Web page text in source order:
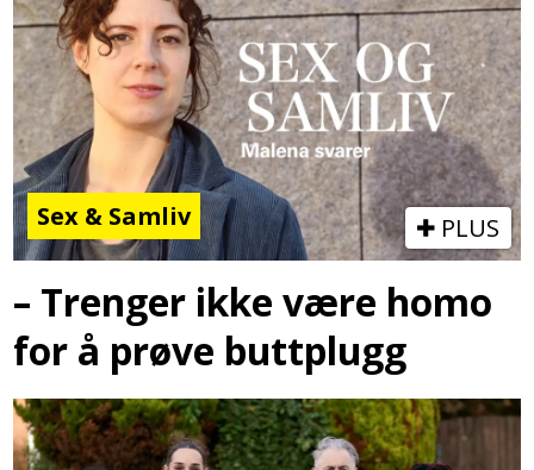
Sex & Samliv PLUS
– Trenger ikke være homo
for å prøve buttplugg